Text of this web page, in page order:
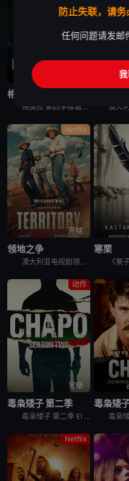
格莫拉 第四季
格莫拉 第四季接着第三季出乎意料的结局，在第四季，杰尼和帕特莉西娅必须建立新的权力制衡体系，与此同时，恩佐和瓦莱里奥需要巩固他们的帮派在那不勒斯市中心的统治地位。他们两方都将面临新的威胁与敌人。为
Netflix
完结
领地之争
澳大利亚电视剧领地之争 Territory讲述的是：世界上最大的养牛场没有明确的继任者，而代际冲突可能会导致劳森家族的分裂。察觉到这个曾经盛大的王朝正在衰落后，澳大利亚内地最大的几伙势力（敌对的牛
寒栗
动作
完结
毒枭矮子 第二季
毒枭矮子 第二季 El Chapo Season 2讲述的是：毒枭“矮子”逃离监狱，并得到了政府的支持，成为贩毒集团联盟领袖。然而并非所有集团都同意加入，一场战争就此展开。
毒枭矮
Netflix
防止失联，请
任何问题请发邮
我